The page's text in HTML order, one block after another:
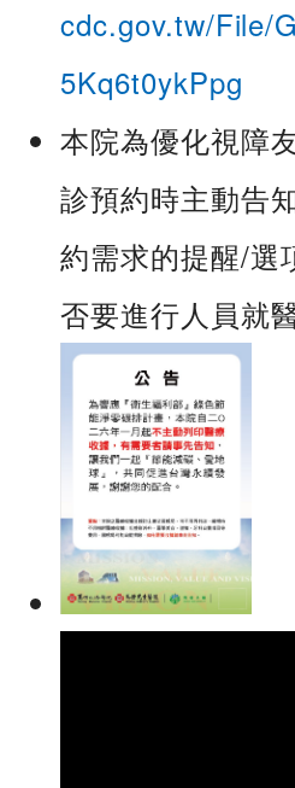
cdc.gov.tw/File/
5Kq6t0ykPpg
本院為優化視障
診預約時主動告
約需求的提醒/選
否要進行人員就